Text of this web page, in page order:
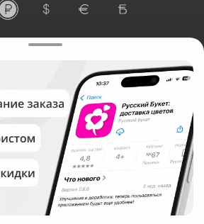
доставки цветов в Одинцово
ответственностью «Технология»
ИНН: 5410081997
Новосибирск, ул. Ипподромская,
в г. Одинцово